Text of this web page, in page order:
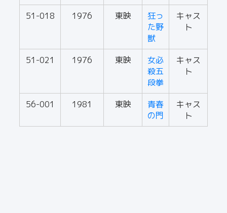
51-018
1976 東映
狂っ
た野
獣
キャス
ト
51-021 1976 東映
女必
殺五
段拳
キャス
ト
56-001 1981 東映
青春
の門
キャス
ト